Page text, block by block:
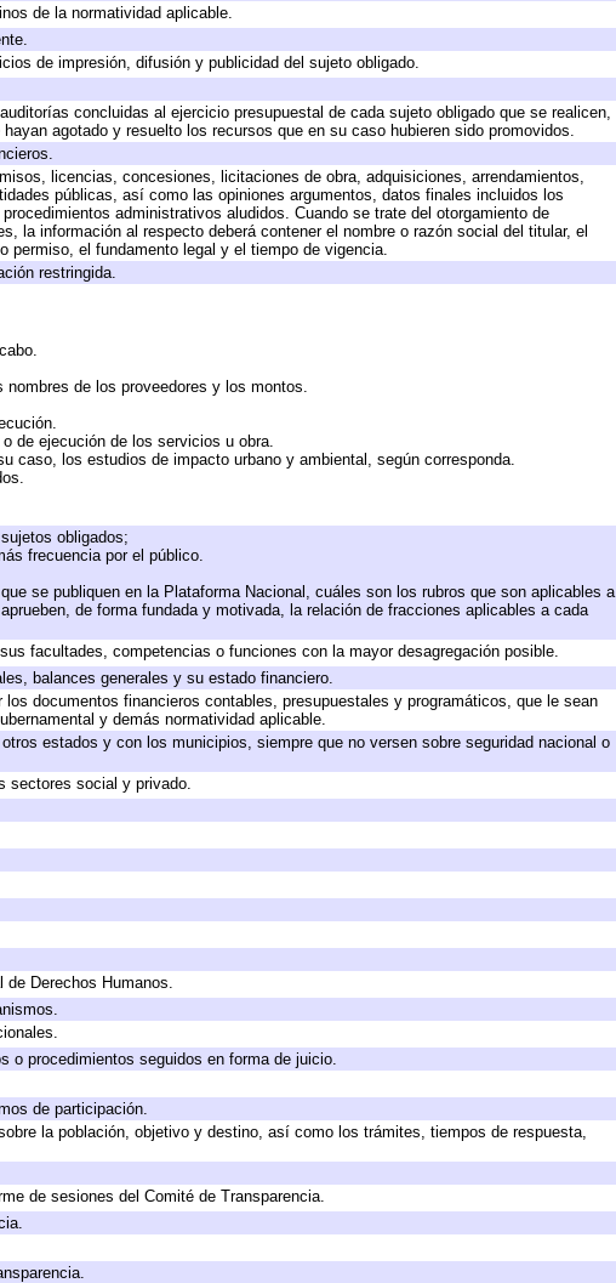
de la normatividad aplicable.
de impresión, difusión y publicidad del sujeto obligado.
concluidas al ejercicio presupuestal de cada sujeto obligado que se realicen,
agotado y resuelto los recursos que en su caso hubieren sido promovidos.
licencias, concesiones, licitaciones de obra, adquisiciones, arrendamientos,
públicas, así como las opiniones argumentos, datos finales incluidos los
administrativos aludidos. Cuando se trate del otorgamiento de
la información al respecto deberá contener el nombre o razón social del titular, el
el fundamento legal y el tiempo de vigencia.
restringida.
de los proveedores y los montos.
de ejecución de los servicios u obra.
caso, los estudios de impacto urbano y ambiental, según corresponda.
obligados;
frecuencia por el público.
se publiquen en la Plataforma Nacional, cuáles son los rubros que son aplicables a
de forma fundada y motivada, la relación de fracciones aplicables a cada
facultades, competencias o funciones con la mayor desagregación posible.
balances generales y su estado financiero.
documentos financieros contables, presupuestales y programáticos, que le sean
y demás normatividad aplicable.
estados y con los municipios, siempre que no versen sobre seguridad nacional o
sectores social y privado.
de Derechos Humanos.
o procedimientos seguidos en forma de juicio.
de participación.
la población, objetivo y destino, así como los trámites, tiempos de respuesta,
de sesiones del Comité de Transparencia.